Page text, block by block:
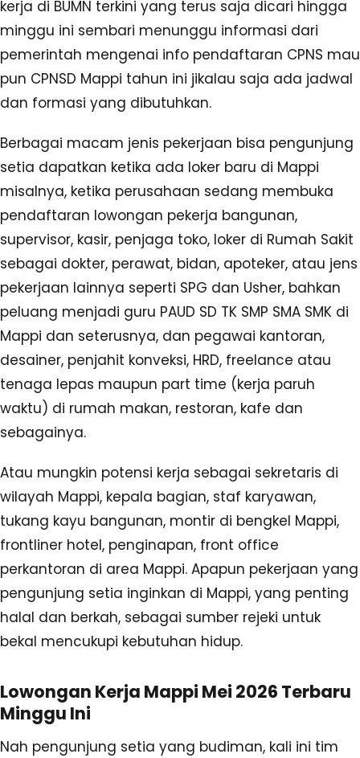
kerja di BUMN terkini yang terus saja dicari hingga
minggu ini sembari menunggu informasi dari
pemerintah mengenai info pendaftaran CPNS mau
pun CPNSD Mappi tahun ini jikalau saja ada jadwal
dan formasi yang dibutuhkan.
Berbagai macam jenis pekerjaan bisa pengunjung
setia dapatkan ketika ada loker baru di Mappi
misalnya, ketika perusahaan sedang membuka
pendaftaran lowongan pekerja bangunan,
supervisor, kasir, penjaga toko, loker di Rumah Sakit
sebagai dokter, perawat, bidan, apoteker, atau jens
pekerjaan lainnya seperti SPG dan Usher, bahkan
peluang menjadi guru PAUD SD TK SMP SMA SMK di
Mappi dan seterusnya, dan pegawai kantoran,
desainer, penjahit konveksi, HRD, freelance atau
tenaga lepas maupun part time (kerja paruh
waktu) di rumah makan, restoran, kafe dan
sebagainya.
Atau mungkin potensi kerja sebagai sekretaris di
wilayah Mappi, kepala bagian, staf karyawan,
tukang kayu bangunan, montir di bengkel Mappi,
frontliner hotel, penginapan, front office
perkantoran di area Mappi. Apapun pekerjaan yang
pengunjung setia inginkan di Mappi, yang penting
halal dan berkah, sebagai sumber rejeki untuk
bekal mencukupi kebutuhan hidup.
Lowongan Kerja Mappi Mei 2026 Terbaru
Minggu Ini
Nah pengunjung setia yang budiman, kali ini tim